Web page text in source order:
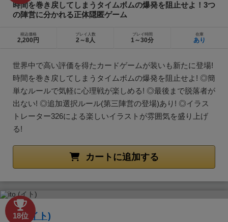
時間を巻き戻してしまうタイムボムの爆発を阻止せよ！3つ
の陣営に分かれる正体隠匿ゲーム
税込価格
2,200円
プレイ人数
2～8人
プレイ時間
1～30分
在庫
あり
世界中で高い評価を得たカードゲームが装いも新たに登場!
時間を巻き戻してしまうタイムボムの爆発を阻止せよ! ◎簡
単なルールで気軽に心理戦が楽しめる! ◎最後まで脱落者が
出ない! ◎追加選択ルール(第三陣営の登場)あり! ◎イラス
トレーター326による楽しいイラストが雰囲気を盛り上げ
る!
カートに追加する
18位
ito (イト)